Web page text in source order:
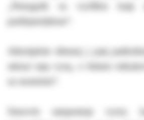
„Nesugulk su vyriškiu kaip
pasibjaurėjimas“.
Atkreipkite dėmesį į patį
seksui tarp vyrų, o būtent
Senovės sampratoje vyrui,